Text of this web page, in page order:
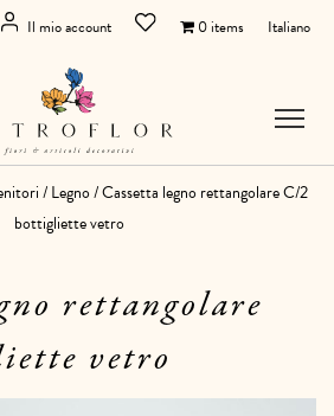
Il mio account 0 items Italiano
/Legno/ Cassetta legno rettangolare C/2
bottigliette vetro
rettangolare
vetro